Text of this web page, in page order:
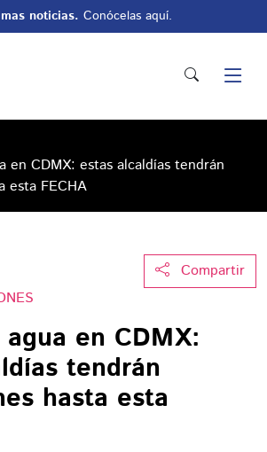
noticias. Conócelas aquí.
en CDMX: estas alcaldías tendrán
esta FECHA
Compartir
en CDMX:
tendrán
hasta esta